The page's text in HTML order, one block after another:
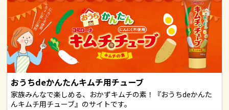
おうちdeかんたんキムチ用チューブ
家族みんなで楽しめる、おかずキムチの素！『おうちdeかんた
んキムチ用チューブ』のサイトです。